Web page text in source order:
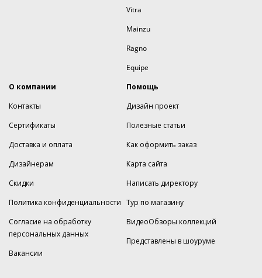
Vitra
Mainzu
Ragno
Equipe
О компании
Контакты
Сертификаты
Доставка и оплата
Дизайнерам
Скидки
Политика конфиденциальности
Согласие на обработку
персональных данных
Вакансии
Помощь
Дизайн проект
Полезные статьи
Как оформить заказ
Карта сайта
Написать директору
Тур по магазину
ВидеоОбзоры коллекций
Представлены в шоуруме